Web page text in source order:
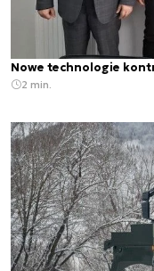
Nowe technologie
2 min.